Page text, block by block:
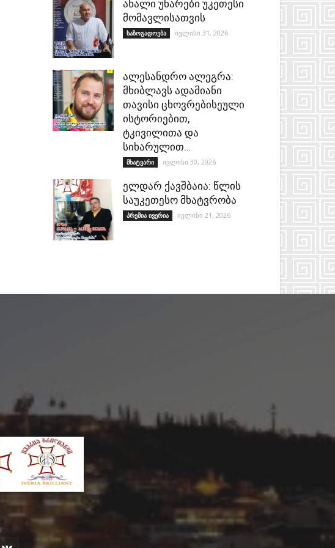
ახალი უნარები უკეთესი
მომავლისათვის
საზოგადოება ივლისი 31, 2026
ალესანდრო ალეგრა:
მხიბლავს ადამიანი
თავისი ცხოვრებისეული
ისტორიებით,
ტკივილითა და
სიხარულით…
მხატვარი ივლისი 30, 2026
ელდარ ქავშბაია: წლის
საუკეთესო მხატვრობა
პრემია ივერია ივლისი 21, 2026